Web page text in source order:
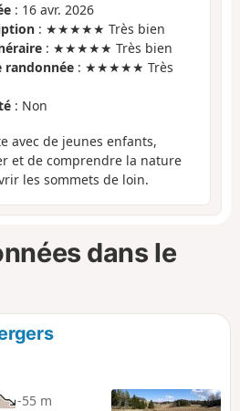
: 16 avr. 2026
: ★★★★★ Très bien
: ★★★★★ Très bien
: ★★★★★ Très
: Non
avec de jeunes enfants,
et de comprendre la nature
les sommets de loin.
dans le
-55 m